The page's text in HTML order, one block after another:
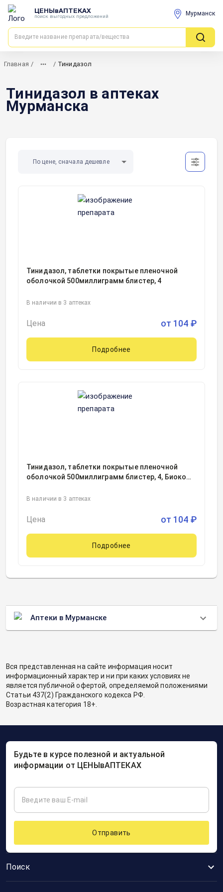
ЦЕНЫвАПТЕКАХ
поиск выгодных предложений Мурманск
Главная / / Тинидазол
Тинидазол в аптеках
Мурманска
По цене, сначала дешевле
Тинидазол, таблетки покрытые пленочной
оболочкой 500миллиграмм блистер, 4
В наличии в 3 аптеках
Цена от 104 ₽
Подробнее
Тинидазол, таблетки покрытые пленочной
оболочкой 500миллиграмм блистер, 4, Биоком
В наличии в 3 аптеках
Цена от 104 ₽
Подробнее
Аптеки в Мурманске
Вся представленная на сайте информация носит
информационный характер и ни при каких условиях не
является публичной офертой, определяемой положениями
Статьи 437(2) Гражданского кодекса РФ.
Возрастная категория 18+.
Поиск
Будьте в курсе полезной и актуальной
информации от ЦЕНЫвАПТЕКАХ
Отправить